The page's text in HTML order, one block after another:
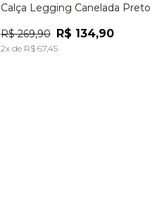
Calça Legging Canelada Preto
R$ 269,90 R$ 134,90
2x de R$ 67,45